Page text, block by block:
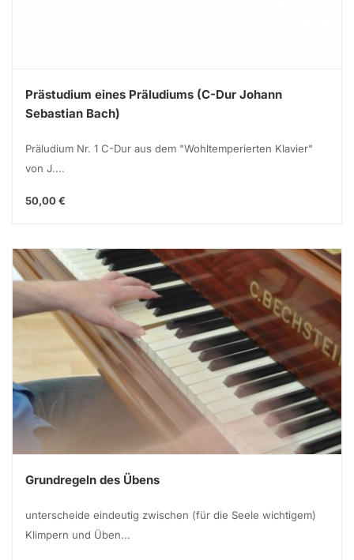
Prästudium eines Präludiums (C-Dur Johann
Sebastian Bach)
Präludium Nr. 1 C-Dur aus dem "Wohltemperierten Klavier"
von J....
50,00 €
Grundregeln des Übens
unterscheide eindeutig zwischen (für die Seele wichtigem)
Klimpern und Üben...